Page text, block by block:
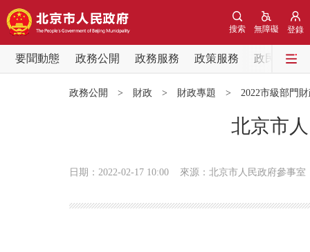
登錄
無障礙
搜索
要聞動態 政務公開 政務服務 政策服務
政民互動
政務公開 > 財政 > 財政專題 > 2022市級部門
北京市
日期：2022-02-17 10:00 來源：北京市人民政府參事室